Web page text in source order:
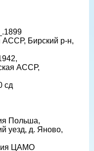
АССР, Бирский р-н,
АССР,
сд
Польша,
уезд, д. Яново,
ЦАМО